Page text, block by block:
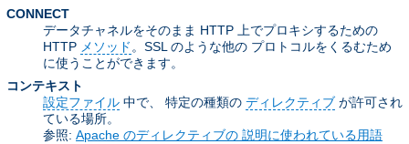
CONNECT
データチャネルをそのまま HTTP 上でプロキシするための
HTTP メソッド 。SSL のような他の プロトコルをくるむため
に使うことができます。
コンテキスト
設定ファイル 中で、 特定の種類の ディレクティブ が許可され
ている場所。
参照: Apache のディレクティブの 説明に使われている用語